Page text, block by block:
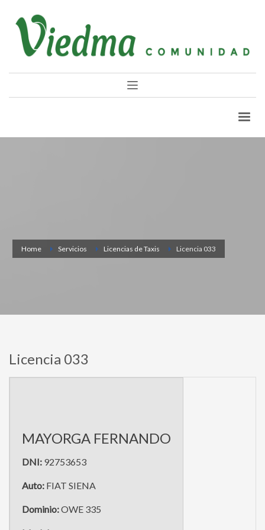
Home Servicios Licencias de Taxis Licencia 033
Licencia 033
MAYORGA FERNANDO
DNI: 92753653
Auto: FIAT SIENA
Dominio:OWE 335